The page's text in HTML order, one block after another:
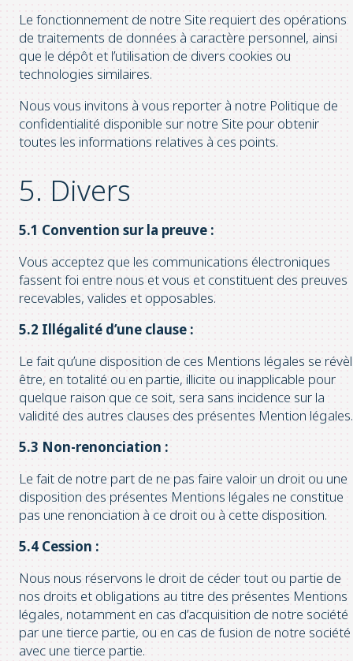
Le fonctionnement de notre Site requiert des opérations
de traitements de données à caractère personnel, ainsi
que le dépôt et l’utilisation de divers cookies ou
technologies similaires.
Nous vous invitons à vous reporter à notre Politique de
confidentialité disponible sur notre Site pour obtenir
toutes les informations relatives à ces points.
5. Divers
5.1 Convention sur la preuve :
Vous acceptez que les communications électroniques
fassent foi entre nous et vous et constituent des preuves
recevables, valides et opposables.
5.2 Illégalité d’une clause :
Le fait qu’une disposition de ces Mentions légales se
être, en totalité ou en partie, illicite ou inapplicable pour
quelque raison que ce soit, sera sans incidence sur la
validité des autres clauses des présentes Mention légales.
5.3 Non-renonciation :
Le fait de notre part de ne pas faire valoir un droit ou une
disposition des présentes Mentions légales ne constitue
pas une renonciation à ce droit ou à cette disposition.
5.4 Cession :
Nous nous réservons le droit de céder tout ou partie de
nos droits et obligations au titre des présentes Mentions
légales, notamment en cas d’acquisition de notre société
par une tierce partie, ou en cas de fusion de notre société
avec une tierce partie.